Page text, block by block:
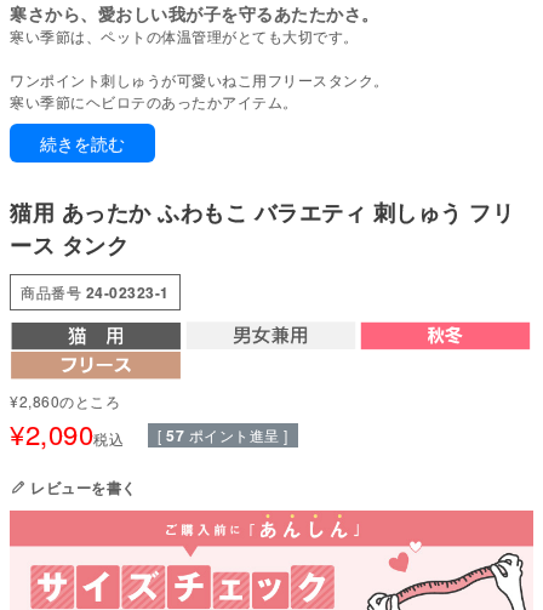
寒さから、愛おしい我が子を守るあたたかさ。
寒い季節は、ペットの体温管理がとても大切です。
ワンポイント刺しゅうが可愛いねこ用フリースタンク。
寒い季節にヘビロテのあったかアイテム。
1枚でも重ね着でも楽しめるアイテムとして活躍します。
フリース生地は空気をしっかりと閉じ込め、高い保温性を実現。
久性を備えています。
寒い季節を快適に過ごせる一着です。
●本体：アンチピリングフリース(ポリエステル100%)
●部分使い：20スパンテレコ(綿95%・ポリウレタン5%)
●日本製：MADE IN JAPAN
●伸縮性(5段階)：3
●厚さ(5段階)：4
●お洗濯について：手洗い又は、洗濯ネットを使用。アイロンは、当て布を
して中温。 ファスナー・ボタン・面テープがある商品は、しっかり止めた状
態で洗濯をしてください
国内の縫製工場と連携して、一つひとつ丁寧に仕上げています。心地よい着
心地をお楽しみください。
なぜ猫に服を着せるの？
自由を好む猫にとって、服を着ることはストレスになることもあります。
しかし、手術後の傷口を舐めるのを防いだり、皮膚トラブルや介護の際に
続きを読む
猫用 あったか ふわもこ バラエティ 刺しゅう フリ
ース タンク
商品番号 24-02323-1
¥2,860のところ
¥2,090税込 [ 57 ポイント進呈 ]
レビューを書く